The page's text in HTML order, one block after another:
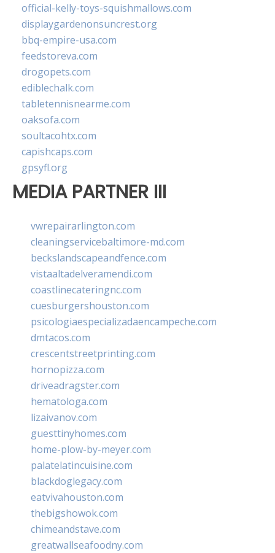
official-kelly-toys-squishmallows.com
displaygardenonsuncrest.org
bbq-empire-usa.com
feedstoreva.com
drogopets.com
ediblechalk.com
tabletennisnearme.com
oaksofa.com
soultacohtx.com
capishcaps.com
gpsyfl.org
MEDIA PARTNER III
vwrepairarlington.com
cleaningservicebaltimore-md.com
beckslandscapeandfence.com
vistaaltadelveramendi.com
coastlinecateringnc.com
cuesburgershouston.com
psicologiaespecializadaencampeche.com
dmtacos.com
crescentstreetprinting.com
hornopizza.com
driveadragster.com
hematologa.com
lizaivanov.com
guesttinyhomes.com
home-plow-by-meyer.com
palatelatincuisine.com
blackdoglegacy.com
eatvivahouston.com
thebigshowok.com
chimeandstave.com
greatwallseafoodny.com